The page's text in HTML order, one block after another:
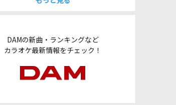
DAMの新曲・ランキングなど
カラオケ最新情報をチェック！